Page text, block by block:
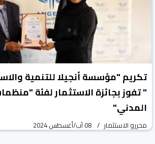
تكريم "مؤسسة أنجيلا للتنمية
" تفوز بجائزة الاستثمار لفئة
المدني"
محررو الاستثمار 08 آب/أغسطس 2024